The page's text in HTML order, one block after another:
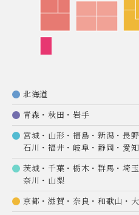
北海道
青森・秋田・岩手
宮城・山形・福島・新潟・長
石川・福井・岐阜・静岡・愛
茨城・千葉・栃木・群馬・埼
奈川・山梨
京都・滋賀・奈良・和歌山・